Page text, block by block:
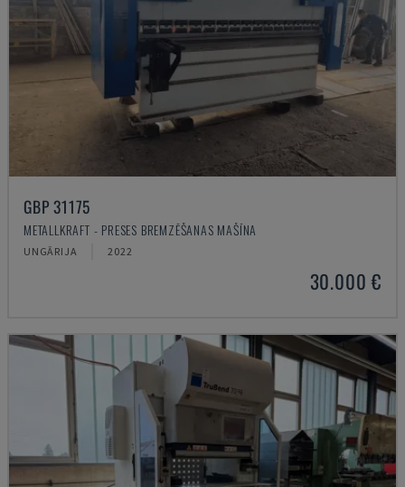
GBP 31175
METALLKRAFT - PRESES BREMZĒŠANAS MAŠĪNA
UNGĀRIJA 2022
30.000 €